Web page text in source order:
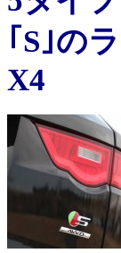
｢S｣の
X4